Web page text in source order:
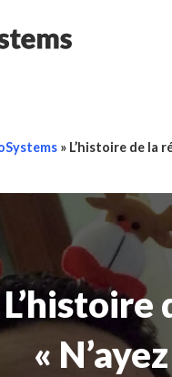
» L’histoire de la
L’histoire
«